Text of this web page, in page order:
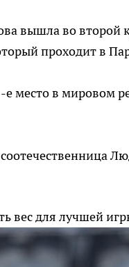
вышла во второй
проходит в
место в мировом
вес для лучшей